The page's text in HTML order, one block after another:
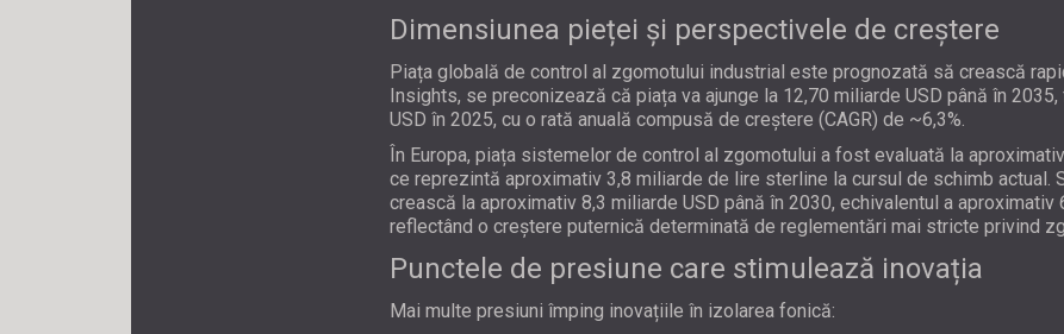
Dimensiunea pieței și perspectivele de creștere
Piața globală de control al zgomotului industrial este prognozată să crească
Insights, se preconizează că piața va ajunge la 12,70 miliarde USD până în
USD în 2025, cu o rată anuală compusă de creștere (CAGR) de ~6,3%.
În Europa, piața sistemelor de control al zgomotului a fost evaluată la
ce reprezintă aproximativ 3,8 miliarde de lire sterline la cursul de schimb actual.
crească la aproximativ 8,3 miliarde USD până în 2030, echivalentul a
reflectând o creștere puternică determinată de reglementări mai stricte privind
Punctele de presiune care stimulează inovația
Mai multe presiuni împing inovațiile în izolarea fonică: